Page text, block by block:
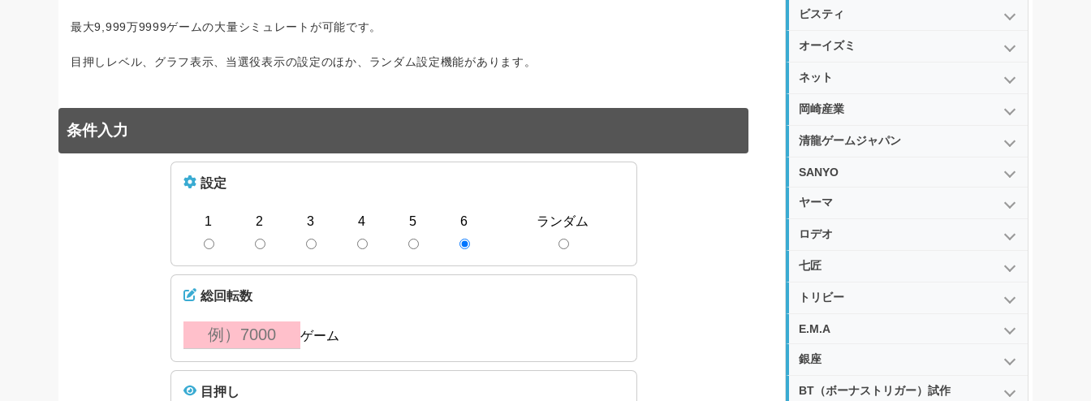
最大9,999万9999ゲームの大量シミュレートが可能です。
目押しレベル、グラフ表示、当選役表示の設定のほか、ランダム設定機能があります。
条件入力
設定
1 2 3 4 5 6 ランダム
総回転数
ゲーム
目押し
ビスティ
オーイズミ
ネット
岡崎産業
清龍ゲームジャパン
SANYO
ヤーマ
ロデオ
七匠
トリビー
E.M.A
銀座
BT（ボーナストリガー）試作